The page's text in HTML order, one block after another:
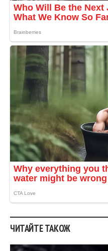
ЧИТАЙТЕ ТАКОЖ